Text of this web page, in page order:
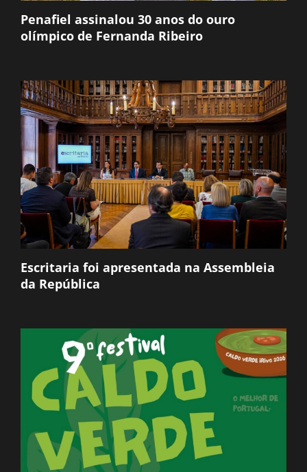
Penafiel assinalou 30 anos do ouro
olímpico de Fernanda Ribeiro
Escritaria foi apresentada na Assembleia
da República